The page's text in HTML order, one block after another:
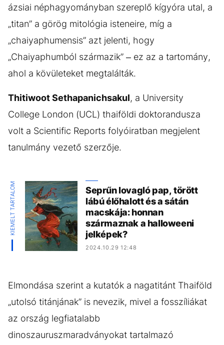
ázsiai néphagyományban szereplő kígyóra utal, a
„titan” a görög mitológia isteneire, míg a
„chaiyaphumensis” azt jelenti, hogy
„Chaiyaphumból származik” – ez az a tartomány,
ahol a kövületeket megtalálták.
Thitiwoot Sethapanichsakul, a University
College London (UCL) thaiföldi doktorandusza
volt a Scientific Reports folyóiratban megjelent
tanulmány vezető szerzője.
KIEMELT TARTALOM
Seprűn lovagló pap, törött
lábú élőhalott és a sátán
macskája: honnan
származnak a halloweeni
jelképek?
2024.10.29 12:48
Elmondása szerint a kutatók a nagatitánt Thaiföld
„utolsó titánjának” is nevezik, mivel a fosszíliákat
az ország legfiatalabb
dinoszauruszmaradványokat tartalmazó